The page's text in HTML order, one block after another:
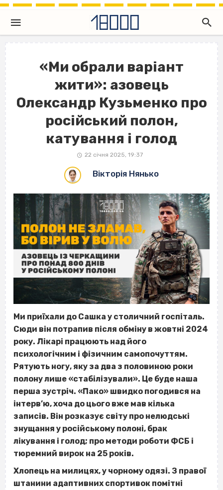
«Ми обрали варіант
жити»: азовець
Олександр Кузьменко про
російський полон,
катування і голод
22 січня 2025, 19:37
Вікторія Нянько
Ми приїхали до Сашка у столичний госпіталь.
Сюди він потрапив після обміну в жовтні 2024
року. Лікарі працюють над його
психологічним і фізичним самопочуттям.
Рятують ногу, яку за два з половиною роки
полону лише «стабілізували». Це буде наша
перша зустріч. «Пако» швидко погодився на
інтерв’ю, хоча до цього вже мав кілька
записів. Він розказує світу про нелюдські
знущання у російському полоні, брак
лікування і голод; про методи роботи ФСБ і
тюремний вирок на 25 років.
Хлопець на милицях, у чорному одязі. З правої
штанини адаптивних спортивок помітні